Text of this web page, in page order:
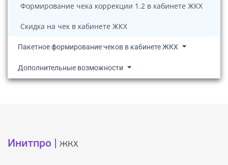
Формирование чека коррекции 1.2 в кабинете ЖКХ
Скидка на чек в кабинете ЖКХ
Пакетное формирование чеков в кабинете ЖКХ
Дополнительные возможности
Инитпро | жкх